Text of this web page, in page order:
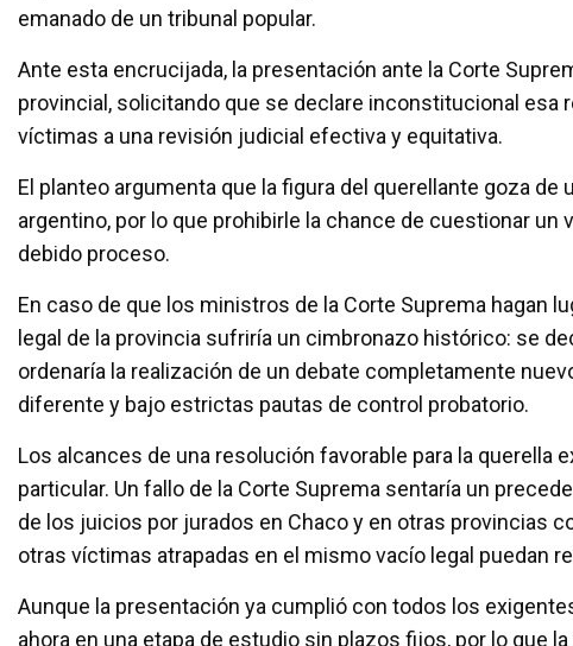
emanado de un tribunal popular.
Ante esta encrucijada, la presentación ante la Corte
provincial, solicitando que se declare inconstitucional
víctimas a una revisión judicial efectiva y equitativa.
El planteo argumenta que la figura del querellante goza
argentino, por lo que prohibirle la chance de cuestionar
debido proceso.
En caso de que los ministros de la Corte Suprema hagan
legal de la provincia sufriría un cimbronazo histórico: se
ordenaría la realización de un debate completamente
diferente y bajo estrictas pautas de control probatorio.
Los alcances de una resolución favorable para la
particular. Un fallo de la Corte Suprema sentaría un
de los juicios por jurados en Chaco y en otras provincias
otras víctimas atrapadas en el mismo vacío legal puedan
Aunque la presentación ya cumplió con todos los
ahora en una etapa de estudio sin plazos fijos, por lo que